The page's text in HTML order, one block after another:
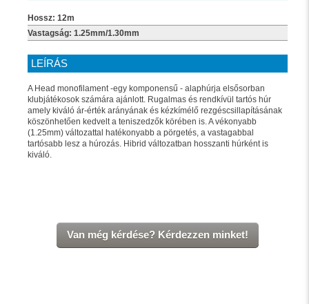
Hossz: 12m
Vastagság: 1.25mm/1.30mm
LEÍRÁS
A Head monofilament -egy komponensű - alaphúrja elsősorban
klubjátékosok számára ajánlott. Rugalmas és rendkívül tartós húr
amely kiváló ár-érték arányának és kézkímélő rezgéscsillapításának
köszönhetően kedvelt a teniszedzők körében is. A vékonyabb
(1.25mm) változattal hatékonyabb a pörgetés, a vastagabbal
tartósabb lesz a húrozás. Hibrid változatban hosszanti húrként is
kiváló.
Van még kérdése? Kérdezzen minket!